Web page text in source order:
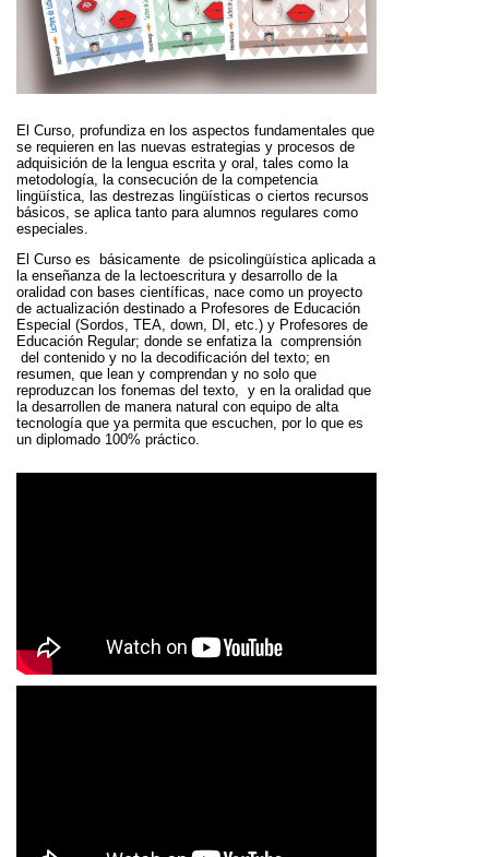
El Curso, profundiza en los aspectos fundamentales que
se requieren en las nuevas estrategias y procesos de
adquisición de la lengua escrita y oral, tales como la
metodología, la consecución de la competencia
lingüística, las destrezas lingüísticas o ciertos recursos
básicos, se aplica tanto para alumnos regulares como
especiales.
El Curso es básicamente de psicolingüística aplicada a
la enseñanza de la lectoescritura y desarrollo de la
oralidad con bases científicas, nace como un proyecto
de actualización destinado a Profesores de Educación
Especial (Sordos, TEA, down, DI, etc.) y Profesores de
Educación Regular; donde se enfatiza la comprensión
del contenido y no la decodificación del texto; en
resumen, que lean y comprendan y no solo que
reproduzcan los fonemas del texto,
y en la oralidad que
la desarrollen de manera natural con equipo de alta
tecnología que ya permita que escuchen, por lo que es
un diplomado 100% práctico.